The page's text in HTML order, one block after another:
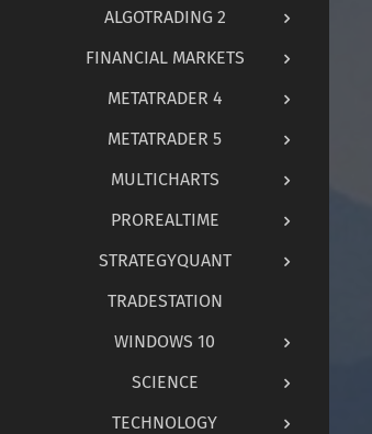
ALGOTRADING 2
FINANCIAL MARKETS
METATRADER 4
METATRADER 5
MULTICHARTS
PROREALTIME
STRATEGYQUANT
TRADESTATION
WINDOWS 10
SCIENCE
TECHNOLOGY